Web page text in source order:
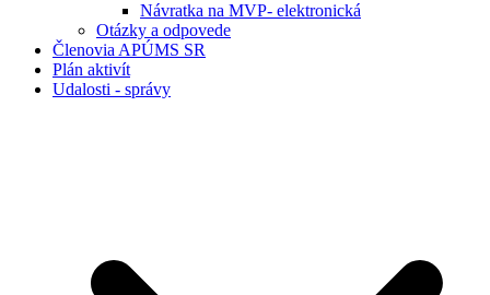
Návratka na MVP- elektronická
Otázky a odpovede
Členovia APÚMS SR
Plán aktivít
Udalosti - správy